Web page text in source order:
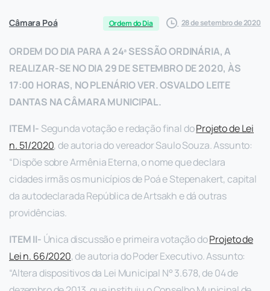
Câmara Poá Ordem do Dia 28 de setembro de 2020
ORDEM DO DIA PARA A 24ª SESSÃO ORDINÁRIA, A
REALIZAR-SE NO DIA 29 DE SETEMBRO DE 2020, ÀS
17:00 HORAS, NO PLENÁRIO VER. OSVALDO LEITE
DANTAS NA CÂMARA MUNICIPAL.
ITEM I- Segunda votação e redação final doProjeto de Lei
n. 51/2020, de autoria do vereador Saulo Souza. Assunto:
“Dispõe sobre Armênia Eterna, o nome que declara
cidades irmãs os municípios de Poá e Stepenakert, capital
da autodeclarada República de Artsakh e dá outras
providências.
ITEM II- Única discussão e primeira votação doProjeto de
Lei n. 66/2020, de autoria do Poder Executivo. Assunto:
“Altera dispositivos da Lei Municipal N° 3.678, de 04 de